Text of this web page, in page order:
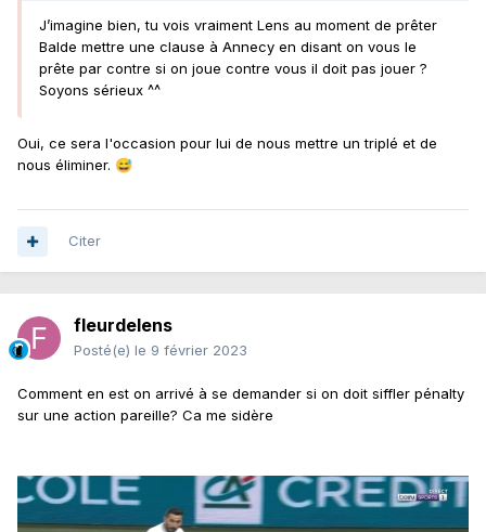
J’imagine bien, tu vois vraiment Lens au moment de prêter
Balde mettre une clause à Annecy en disant on vous le
prête par contre si on joue contre vous il doit pas jouer ?
Soyons sérieux ^^
Oui, ce sera l'occasion pour lui de nous mettre un triplé et de
nous éliminer. 😅
Citer
fleurdelens
Posté(e) le 9 février 2023
Comment en est on arrivé à se demander si on doit siffler pénalty
sur une action pareille? Ca me sidère